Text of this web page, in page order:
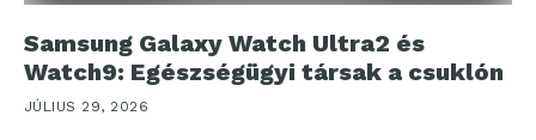
Samsung Galaxy Watch Ultra2 és
Watch9: Egészségügyi társak a csuklón
JÚLIUS 29, 2026